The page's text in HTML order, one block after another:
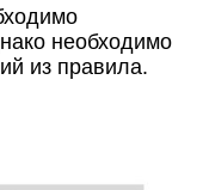
необходимо
из правила.